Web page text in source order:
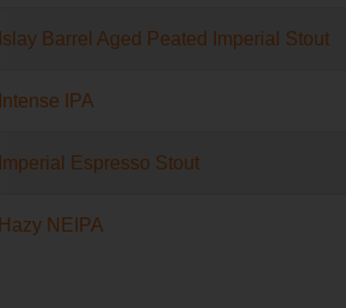
Islay Barrel Aged Peated Imperial Stout
Intense IPA
Imperial Espresso Stout
Hazy NEIPA